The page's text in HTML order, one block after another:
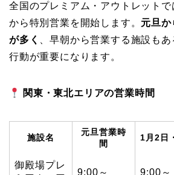
全国のプレミアム・アウトレット
から特別営業を開始します。 元旦か
が多く
、早朝から営業する施設も
行動が重要になります。
関東・東北エリアの営業時間
施設名
元旦営業時
間
1月2日
御殿場プレ
9:00～ 9:00～